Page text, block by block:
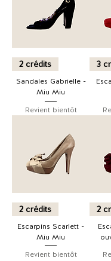
2 crédits
Sandales Gabrielle -
Miu Miu
Revient bientôt
3
2 crédits
Escarpins Scarlett -
Miu Miu
Revient bientôt
2